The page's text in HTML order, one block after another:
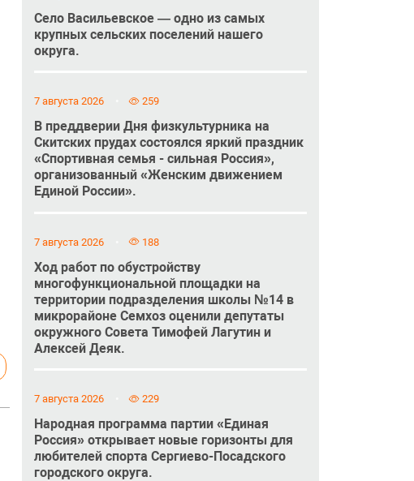
Село Васильевское — одно из самых
крупных сельских поселений нашего
округа.
7 августа 2026 259
В преддверии Дня физкультурника на
Скитских прудах состоялся яркий праздник
«Спортивная семья - сильная Россия»,
организованный «Женским движением
Единой России».
7 августа 2026 188
Ход работ по обустройству
многофункциональной площадки на
территории подразделения школы №14 в
микрорайоне Семхоз оценили депутаты
окружного Совета Тимофей Лагутин и
Алексей Деяк.
7 августа 2026 229
Народная программа партии «Единая
Россия» открывает новые горизонты для
любителей спорта Сергиево-Посадского
городского округа.